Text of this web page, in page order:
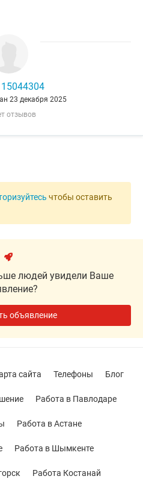
23 декабря 2025
отзывов
чтобы оставить
людей увидели Ваше
объявление
сайта Телефоны Блог
Работа в Павлодаре
Работа в Астане
Работа в Шымкенте
Работа Костанай